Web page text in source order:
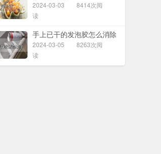
2024-03-03
8414次阅
读
手上已干的发泡胶怎么消除
2024-03-05
8263次阅
读